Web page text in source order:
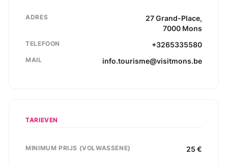
ADRES 27 Grand-Place,
7000 Mons
TELEFOON +3265335580
MAIL info.tourisme@visitmons.be
TARIEVEN
MINIMUM PRIJS (VOLWASSENE) 25 €